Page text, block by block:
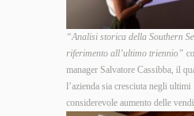
“Analisi storica della Southern
riferimento all’ultimo triennio”
manager Salvatore Cassibba, il
l’azienda sia cresciuta negli
considerevole aumento delle